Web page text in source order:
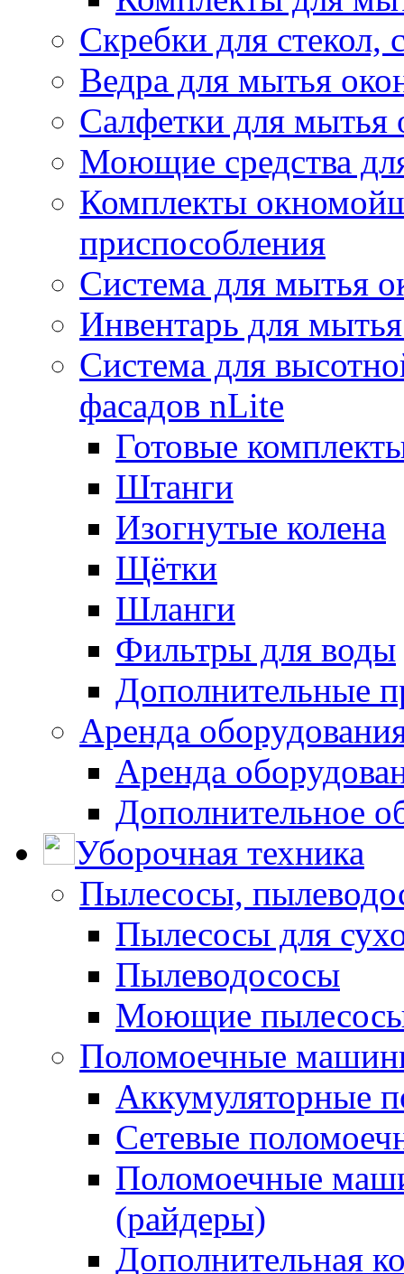
Скребки для стекол,
Ведра для мытья
Салфетки для мытья
Моющие средства
Комплекты
приспособления
Система для мытья
Инвентарь для
Система для
фасадов nLite
Готовые
Штанги
Изогнутые колена
Щётки
Шланги
Фильтры для воды
Дополнительные
Аренда
Аренда
Дополнительное
Уборочная техника
Пылесосы,
Пылесосы для
Пылеводососы
Моющие пылесосы
Поломоечные
Аккумуляторные
Сетевые
Поломоечные
(райдеры)
Дополнительная